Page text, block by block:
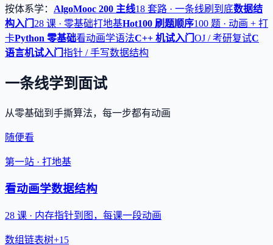
按体系学： AlgoMooc 200 主线18 套路 · 一条线刷到底数据结
构入门 28 课 · 零基础打地基Hot100 刷题顺序100 题 · 动画 + 打
卡Python 零基础看动画学语法C++ 机试入门 OJ / 考研复试C
语言机试入门 指针 / 手写数据结构
一条线学到面试
从零基础到手撕算法，每一步都有动画
随便看
第一站 · 打地基
看动画学数据结构
28 课 · 内存指针到图，每课一段动画
数组链表树+15